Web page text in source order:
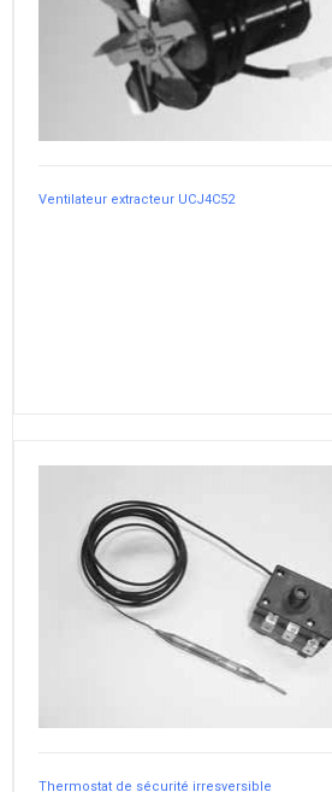
Ventilateur extracteur UCJ4C52
Thermostat de sécurité irresversible